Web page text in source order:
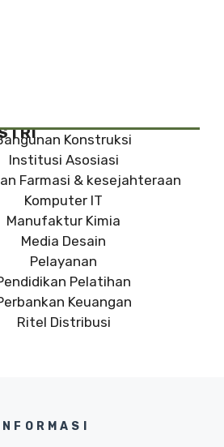
Konstruksi
Institusi Asosiasi
Farmasi & kesejahteraan
Komputer IT
Manufaktur Kimia
Media Desain
Pelayanan
Pelatihan
Keuangan
Ritel Distribusi
INFORMASI